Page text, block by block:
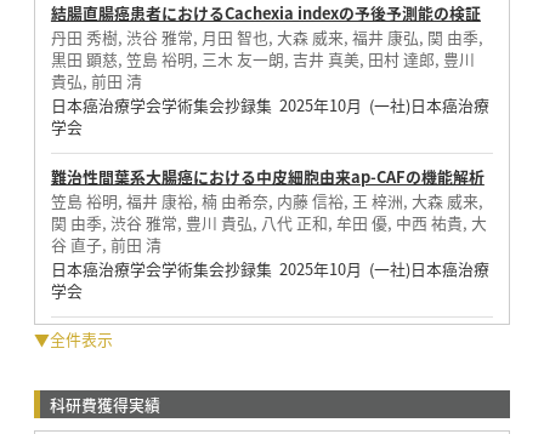
結腸直腸癌患者におけるCachexia indexの予後予測能の検証
丹田 秀樹, 渋谷 雅常, 月田 智也, 大森 威来, 福井 康弘, 関 由季,
黒田 顕慈, 笠島 裕明, 三木 友一朗, 吉井 真美, 田村 達郎, 豊川
貴弘, 前田 清
日本癌治療学会学術集会抄録集 2025年10月 (一社)日本癌治療
学会
難治性間葉系大腸癌における中皮細胞由来ap-CAFの機能解析
笠島 裕明, 福井 康裕, 楠 由希奈, 内藤 信裕, 王 梓洲, 大森 威来,
関 由季, 渋谷 雅常, 豊川 貴弘, 八代 正和, 牟田 優, 中西 祐貴, 大
谷 直子, 前田 清
日本癌治療学会学術集会抄録集 2025年10月 (一社)日本癌治療
学会
▼全件表示
科研費獲得実績